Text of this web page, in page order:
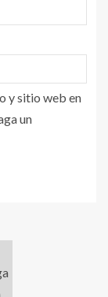
y sitio web en
un